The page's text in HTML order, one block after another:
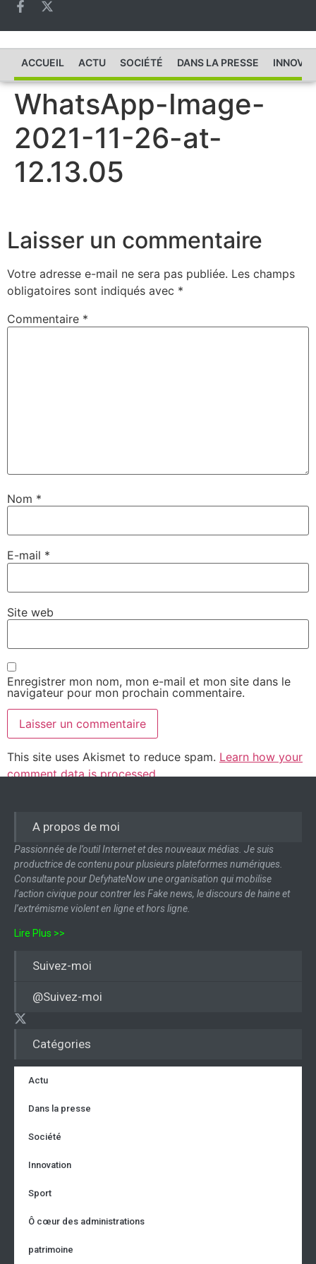
ACCUEIL ACTU SOCIÉTÉ DANS LA PRESSE
WhatsApp-Image-
2021-11-26-at-
12.13.05
Laisser un commentaire
Votre adresse e-mail ne sera pas publiée. Les champs
obligatoires sont indiqués avec *
Commentaire *
Nom *
E-mail *
Site web
Enregistrer mon nom, mon e-mail et mon site dans le
navigateur pour mon prochain commentaire.
This site uses Akismet to reduce spam. Learn how your
comment data is processed.
Catégories
Actu
Dans la presse
Société
Innovation
Sport
Ô cœur des administrations
patrimoine
A propos de moi
Passionnée de l’outil Internet et des nouveaux médias. Je suis
productrice de contenu pour plusieurs plateformes numériques.
Consultante pour DefyhateNow une organisation qui mobilise
l’action civique pour contrer les Fake news, le discours de haine et
l’extrémisme violent en ligne et hors ligne.
Lire Plus >>
Suivez-moi
@Suivez-moi